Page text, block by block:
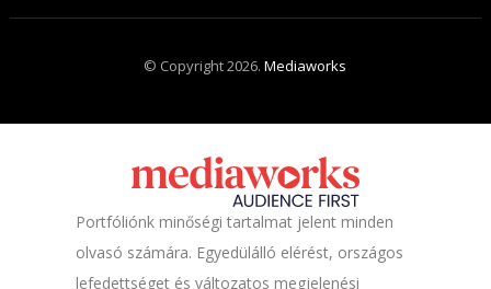
© Copyright 2026.Mediaworks
Portfóliónk minőségi tartalmat jelent minden
olvasó számára. Egyedülálló elérést, országos
lefedettséget és változatos megjelenési